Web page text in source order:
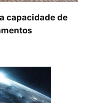
capacidade de